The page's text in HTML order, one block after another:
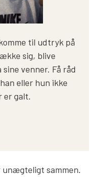
til udtryk på
sig, blive
venner. Få råd
eller hun ikke
er galt.
unægteligt sammen.